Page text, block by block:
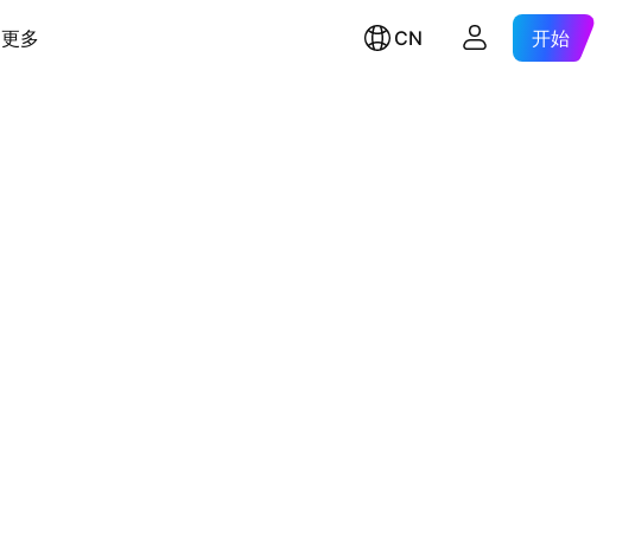
更多 CN 开始